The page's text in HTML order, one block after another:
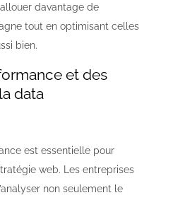
davantage de
tout en optimisant celles
bien.
et des
data
est essentielle pour
web. Les entreprises
non seulement le